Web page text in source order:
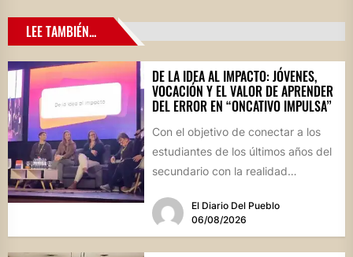
LEE TAMBIÉN...
DE LA IDEA AL IMPACTO: JÓVENES,
VOCACIÓN Y EL VALOR DE APRENDER
DEL ERROR EN “ONCATIVO IMPULSA”
Con el objetivo de conectar a los
estudiantes de los últimos años del
secundario con la realidad
El Diario Del Pueblo
06/08/2026